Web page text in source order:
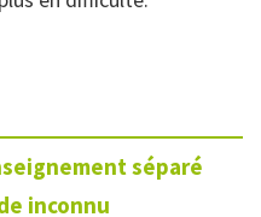
séparé
inconnu